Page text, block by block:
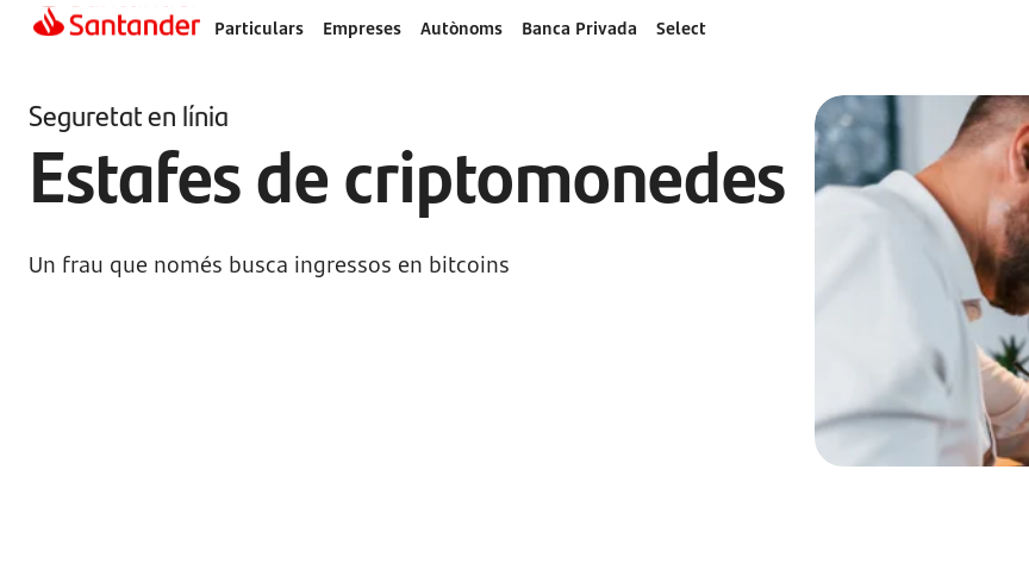
Particulars Empreses Autònoms Banca Privada Select
Seguretat en línia
Estafes de criptomonedes
Un frau que només busca ingressos en bitcoins